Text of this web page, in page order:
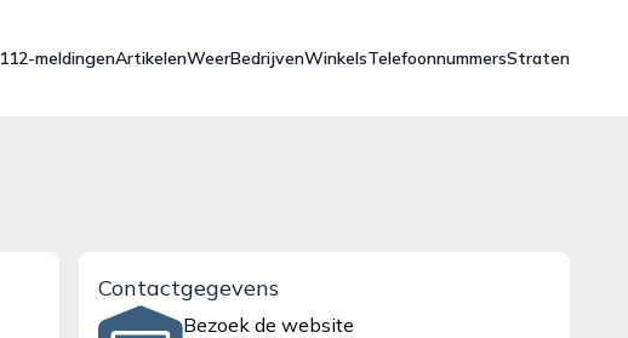
112-meldingenArtikelenWeerBedrijvenWinkelsTelefoonnummersStraten
Contactgegevens
Bezoek de website